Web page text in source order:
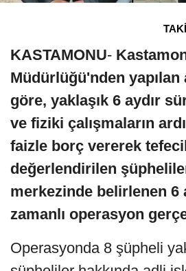
KASTAMONU-
Müdürlüğü'nden yapılan
göre, yaklaşık 6 aydır
ve fiziki çalışmaların
faizle borç vererek
değerlendirilen
merkezinde belirlenen 6
zamanlı operasyon
Operasyonda 8 şüpheli